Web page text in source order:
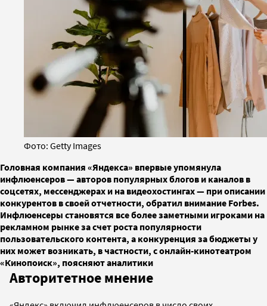
Фото: Getty Images
Головная компания «Яндекса» впервые упомянула
инфлюенсеров — авторов популярных блогов и каналов в
соцсетях, мессенджерах и на видеохостингах — при описании
конкурентов в своей отчетности, обратил внимание Forbes.
Инфлюенсеры становятся все более заметными игроками на
рекламном рынке за счет роста популярности
пользовательского контента, а конкуренция за бюджеты у
них может возникать, в частности, с онлайн-кинотеатром
«Кинопоиск», поясняют аналитики
Авторитетное мнение